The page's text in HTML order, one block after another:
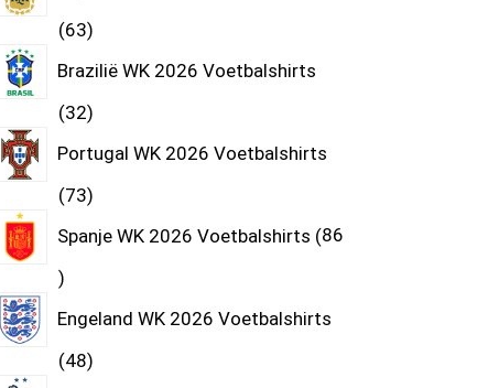
63
Brazilië WK 2026 Voetbalshirts
32
Portugal WK 2026 Voetbalshirts
73
Spanje WK 2026 Voetbalshirts 86
Engeland WK 2026 Voetbalshirts
48